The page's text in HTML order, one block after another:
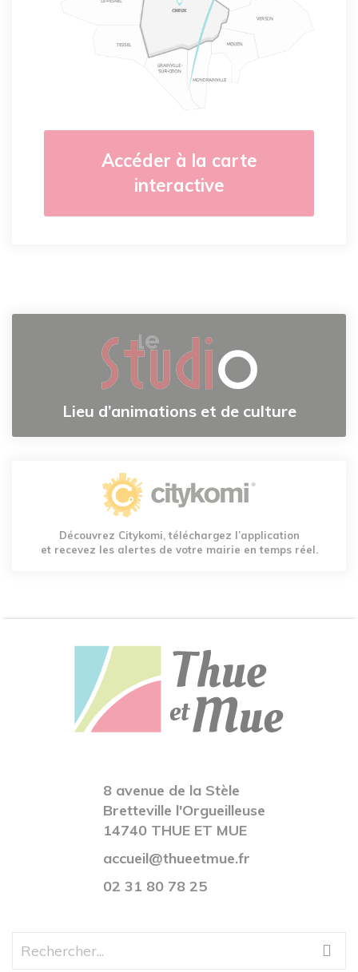
Accéder à la carte
interactive
Lieu d’animations et de culture
Découvrez Citykomi, téléchargez l’application
et recevez les alertes de votre mairie en temps réel.
8 avenue de la Stèle
Bretteville l'Orgueilleuse
14740 THUE ET MUE
accueil@thueetmue.fr
02 31 80 78 25